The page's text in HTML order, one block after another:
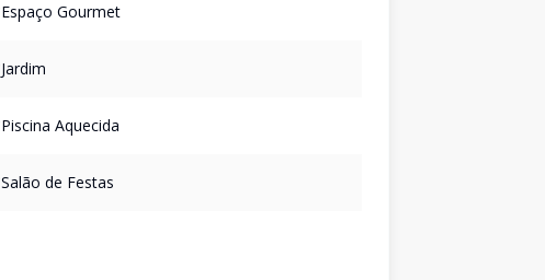
Espaço Gourmet
Jardim
Piscina Aquecida
Salão de Festas